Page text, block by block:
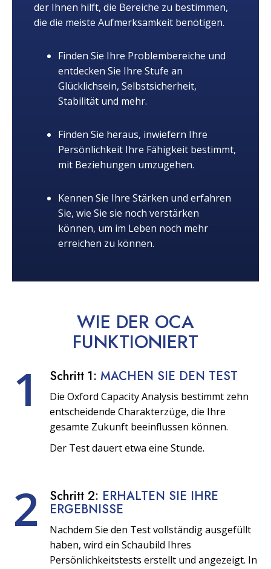
der Ihnen hilft, die Bereiche zu bestimmen,
die die meiste Aufmerksamkeit benötigen.
Finden Sie Ihre Problembereiche und
entdecken Sie Ihre Stufe an
Glücklichsein, Selbstsicherheit,
Stabilität und mehr.
Finden Sie heraus, inwiefern Ihre
Persönlichkeit Ihre Fähigkeit bestimmt,
mit Beziehungen umzugehen.
Kennen Sie Ihre Stärken und erfahren
Sie, wie Sie sie noch verstärken
können, um im Leben noch mehr
erreichen zu können.
WIE DER OCA
FUNKTIONIERT
1 Schritt 1: MACHEN SIE DEN TEST
Die Oxford Capacity Analysis bestimmt zehn
entscheidende Charakterzüge, die Ihre
gesamte Zukunft beeinflussen können.
Der Test dauert etwa eine Stunde.
2 Schritt 2: ERHALTEN SIE IHRE
ERGEBNISSE
Nachdem Sie den Test vollständig ausgefüllt
haben, wird ein Schaubild Ihres
Persönlichkeitstests erstellt und angezeigt. In